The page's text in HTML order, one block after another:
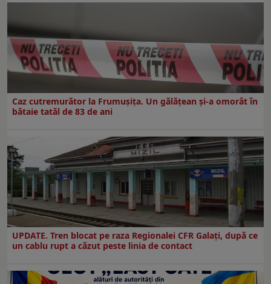
Caz cutremurător la Frumușița. Un gălățean și-a omorât în
bătaie tatăl de 83 de ani
UPDATE. Tren blocat pe raza Regionalei CFR Galați, după ce
un cablu rupt a căzut peste linia de contact